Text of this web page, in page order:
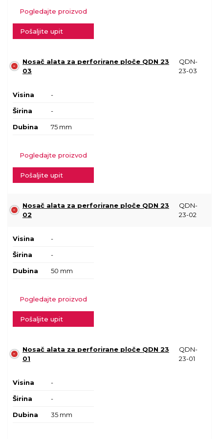
Pogledajte proizvod
Pošaljite upit
Nosač alata za perforirane ploče QDN 23
03
QDN-
23-03
Visina -
Širina -
Dubina 75 mm
Pogledajte proizvod
Pošaljite upit
Nosač alata za perforirane ploče QDN 23
02
QDN-
23-02
Visina -
Širina -
Dubina 50 mm
Pogledajte proizvod
Pošaljite upit
Nosač alata za perforirane ploče QDN 23
01
QDN-
23-01
Visina -
Širina -
Dubina 35 mm